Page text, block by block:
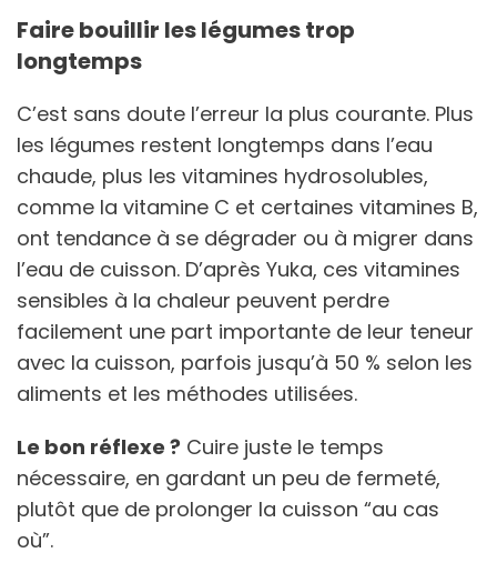
Faire bouillir les légumes trop
longtemps
C’est sans doute l’erreur la plus courante. Plus
les légumes restent longtemps dans l’eau
chaude, plus les vitamines hydrosolubles,
comme la vitamine C et certaines vitamines B,
ont tendance à se dégrader ou à migrer dans
l’eau de cuisson. D’après Yuka, ces vitamines
sensibles à la chaleur peuvent perdre
facilement une part importante de leur teneur
avec la cuisson, parfois jusqu’à 50 % selon les
aliments et les méthodes utilisées.
Le bon réflexe ? Cuire juste le temps
nécessaire, en gardant un peu de fermeté,
plutôt que de prolonger la cuisson “au cas
où”.